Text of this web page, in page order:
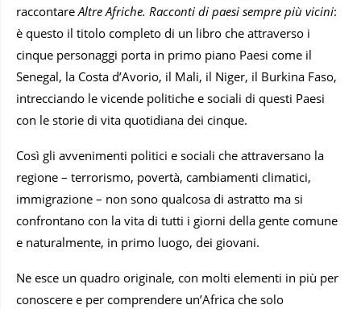
raccontareAltre Afriche. Racconti di paesi sempre più vicini:
è questo il titolo completo di un libro che attraverso i
cinque personaggi porta in primo piano Paesi come il
Senegal, la Costa d’Avorio, il Mali, il Niger, il Burkina Faso,
intrecciando le vicende politiche e sociali di questi Paesi
con le storie di vita quotidiana dei cinque.
Così gli avvenimenti politici e sociali che attraversano la
regione – terrorismo, povertà, cambiamenti climatici,
immigrazione – non sono qualcosa di astratto ma si
confrontano con la vita di tutti i giorni della gente comune
e naturalmente, in primo luogo, dei giovani.
Ne esce un quadro originale, con molti elementi in più per
conoscere e per comprendere un’Africa che solo